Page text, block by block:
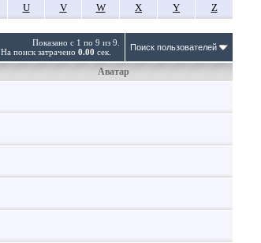
U V W X Y Z
Показано с 1 по 9 из 9.
На поиск затрачено 0.00 сек. Поиск пользователей
Аватар